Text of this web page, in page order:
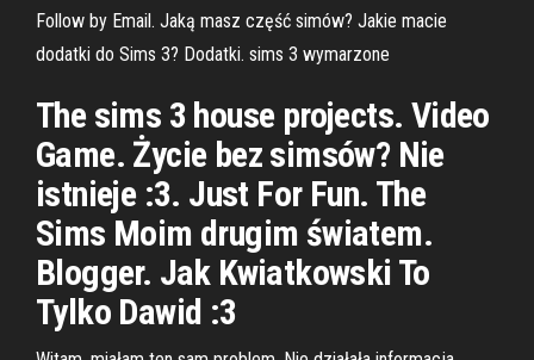
Follow by Email. Jaką masz część simów? Jakie macie
dodatki do Sims 3? Dodatki. sims 3 wymarzone
The sims 3 house projects. Video
Game. Życie bez simsów? Nie
istnieje :3. Just For Fun. The
Sims Moim drugim światem.
Blogger. Jak Kwiatkowski To
Tylko Dawid :3